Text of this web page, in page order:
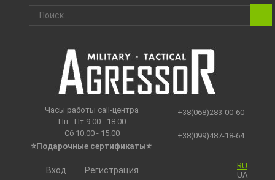
Часы работы call-центра
Пн - Пт 9.00 - 18.00
Сб 10.00 - 15.00
⭐Подарочные сертификаты⭐
+38(068)283-00-60
+38(099)487-18-64
RU
UA
Вход Регистрация